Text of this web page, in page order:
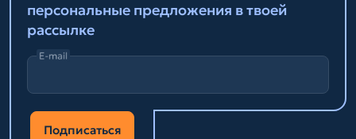
персональные предложения в твоей
рассылке
E-mail
Подписаться